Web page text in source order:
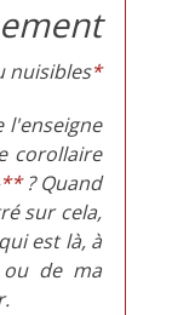
nuisibles*
l'enseigne
corollaire
**? Quand
sur cela,
est là, à
de ma